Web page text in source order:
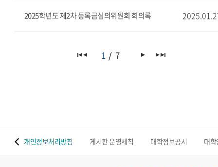
2025학년도 제2차 등록금심의위원회 회의록
1 7
개인정보처리방침 게시판 운영세칙 대학정보공시 대